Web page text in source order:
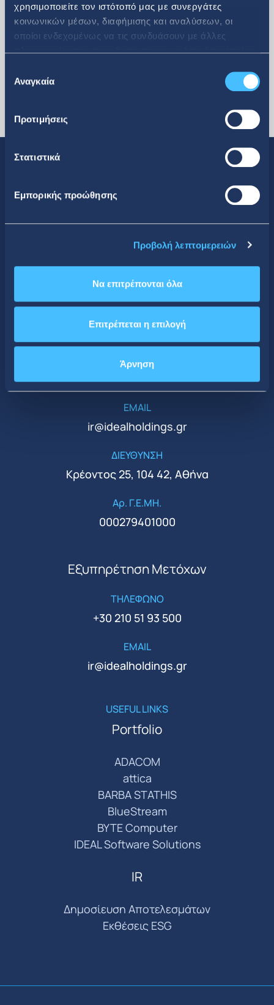
χρησιμοποιείτε τον ιστότοπό μας με συνεργάτες
κοινωνικών μέσων, διαφήμισης και αναλύσεων, οι
οποίοι ενδεχομένως να τις συνδυάσουν με άλλες
πληροφορίες που τους έχετε παραχωρήσει ή τις οποίες
των υπηρεσιών τους.
συγκατάθεσης
Αναγκαία
Προτιμήσεις
Στατιστικά
Εμπορικής προώθησης
Προβολή λεπτομερειών
Να επιτρέπονται όλα
Επιτρέπεται η επιλογή
Άρνηση
CONTACT DETAILS
Κεντρικά Γραφεία
ΤΗΛΕΦΩΝΟ
+30 210 51 93 500
EMAIL
ir@idealholdings.gr
ΔΙΕΥΘΥΝΣΗ
Κρέοντος 25, 104 42, Αθήνα
Αρ. Γ.Ε.ΜΗ.
000279401000
Εξυπηρέτηση Μετόχων
ΤΗΛΕΦΩΝΟ
+30 210 51 93 500
EMAIL
ir@idealholdings.gr
USEFUL LINKS
Portfolio
ADACOM
attica
BARBA STATHIS
BlueStream
BYTE Computer
IDEAL Software Solutions
IR
Δημοσίευση Αποτελεσμάτων
Εκθέσεις ESG